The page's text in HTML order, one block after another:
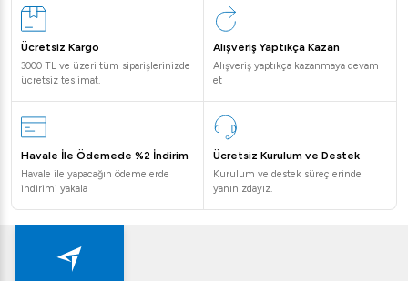
Ücretsiz Kargo
3000 TL ve üzeri tüm siparişlerinizde
ücretsiz teslimat.
Alışveriş Yaptıkça Kazan
Alışveriş yaptıkça kazanmaya devam
et
Havale İle Ödemede %2 İndirim
Havale ile yapacağın ödemelerde
indirimi yakala
Ücretsiz Kurulum ve Destek
Kurulum ve destek süreçlerinde
yanınızdayız.